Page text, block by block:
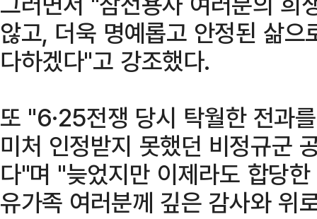
않고, 더욱 명예롭고 안정된 삶
다하겠다"고 강조했다.
또 "6·25전쟁 당시 탁월한 전과
미처 인정받지 못했던 비정규군
다"며 "늦었지만 이제라도 합당
유가족 여러분께 깊은 감사와 위